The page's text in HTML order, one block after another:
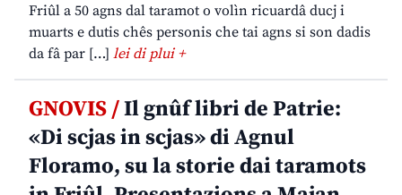
Friûl a 50 agns dal taramot o volìn ricuardâ ducj i
muarts e dutis chês personis che tai agns si son dadis
da fâ par […] lei di plui +
GNOVIS /Il gnûf libri de Patrie:
«Di scjas in scjas» di Agnul
Floramo, su la storie dai taramots